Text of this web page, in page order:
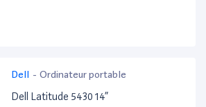
Dell - Ordinateur portable
Dell Latitude 5430 14”